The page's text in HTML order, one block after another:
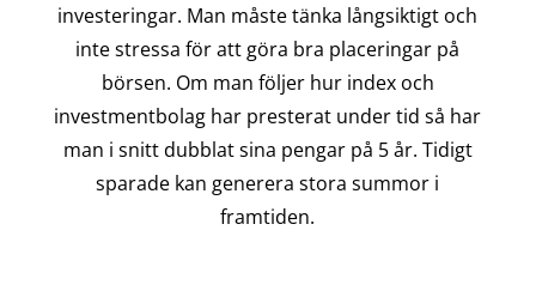
investeringar. Man måste tänka långsiktigt och
inte stressa för att göra bra placeringar på
börsen. Om man följer hur index och
investmentbolag har presterat under tid så har
man i snitt dubblat sina pengar på 5 år. Tidigt
sparade kan generera stora summor i
framtiden.